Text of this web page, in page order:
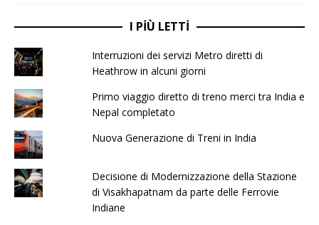
I PIÙ LETTI
Interruzioni dei servizi Metro diretti di
Heathrow in alcuni giorni
Primo viaggio diretto di treno merci tra India e
Nepal completato
Nuova Generazione di Treni in India
Decisione di Modernizzazione della Stazione
di Visakhapatnam da parte delle Ferrovie
Indiane